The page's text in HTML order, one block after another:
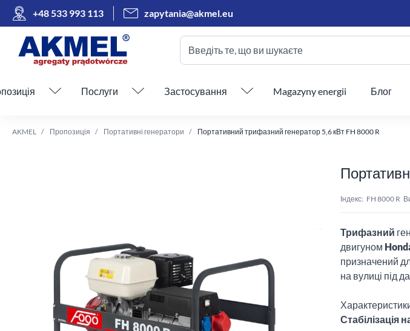
+48 533 993 113 zapytania@akmel.eu
Введіть те, що ви шукаєте
Пропустити меню
Послуги Застосування Magazyny energii Блог
AKMEL Пропозиція Портативні генератори Портативний трифазний генератор 5,6 кВт FH 8000 R
Індекс: FH 8000 R
Трифазний
двигуном
призначений
на вулиці під
Стабілізація